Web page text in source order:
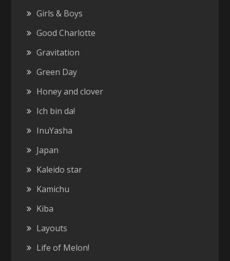
Girls & Boys
Good Charlotte
Gravitation
Green Day
Honey and clover
Ich bin da!
InuYasha
Japan
Kaleido star
Kamichu
Kiba
Layouts
Life of Melon!